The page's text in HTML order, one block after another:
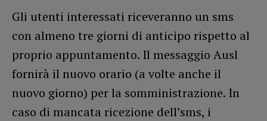
Gli utenti interessati riceveranno un sms
con almeno tre giorni di anticipo rispetto al
proprio appuntamento. Il messaggio Ausl
fornirà il nuovo orario (a volte anche il
nuovo giorno) per la somministrazione. In
caso di mancata ricezione dell’sms, i